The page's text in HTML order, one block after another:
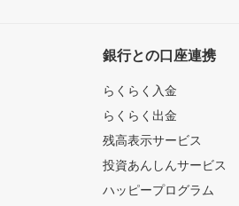
銀行との口座連携
らくらく入金
らくらく出金
残高表示サービス
投資あんしんサービス
ハッピープログラム